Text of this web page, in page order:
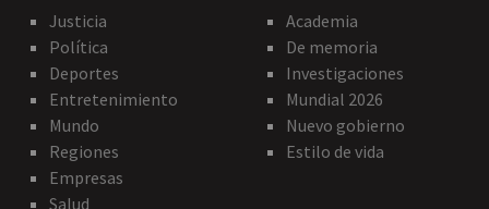
Justicia
Política
Deportes
Entretenimiento
Mundo
Regiones
Empresas
Salud
Academia
De memoria
Investigaciones
Mundial 2026
Nuevo gobierno
Estilo de vida